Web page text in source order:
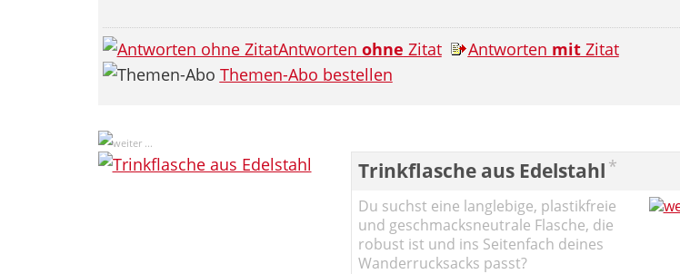
Antworten ohne Zitat Antworten mitZitat
Themen-Abo bestellen
Trinkflasche aus Edelstahl *
Du suchst eine langlebige, plastikfreie
und geschmacksneutrale Flasche, die
robust ist und ins Seitenfach deines
Wanderrucksacks passt?